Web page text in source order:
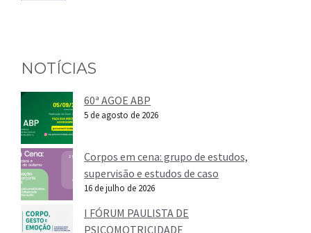
NOTÍCIAS
60ª AGOE ABP
5 de agosto de 2026
Corpos em cena: grupo de estudos,
supervisão e estudos de caso
16 de julho de 2026
I FÓRUM PAULISTA DE
PSICOMOTRICIDADE